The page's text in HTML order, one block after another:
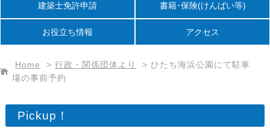
建築士免許申請 書籍･保険(けんばい等)
お役立ち情報 アクセス
Home > 行政・関係団体より > ひたち海浜公園にて駐車
場の事前予約
Pickup！